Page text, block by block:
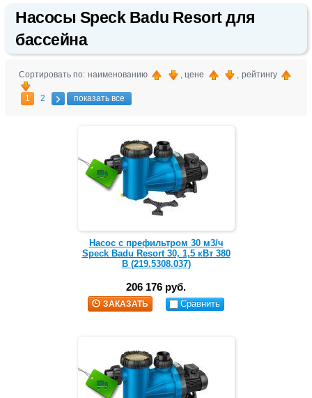
Насосы Speck Badu Resort для
бассейна
Сортировать по: наименованию , цене , рейтингу
1 2 показать все
Насос с префильтром 30 м3/ч
Speck Badu Resort 30, 1,5 кВт 380
В (219.5308.037)
206 176 руб.
ЗАКАЗАТЬ Сравнить